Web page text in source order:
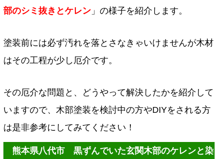
部のシミ抜きとケレン 」の様子を紹介します。
塗装前には必ず汚れを落とさなきゃいけませんが木材
はその工程が少し厄介です。
その厄介な問題と、どうやって解決したかを紹介して
いますので、木部塗装を検討中の方やDIYをされる方
は是非参考にしてみてください！
熊本県八代市 黒ずんでいた玄関木部のケレンと染